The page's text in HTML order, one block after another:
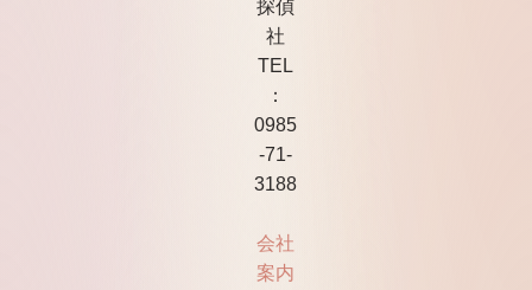
探偵
社
TEL
：
0985
-71-
3188
会社
案内